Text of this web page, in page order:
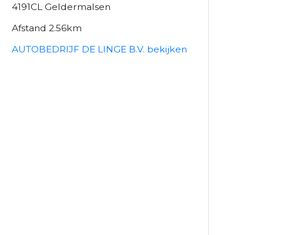
4191CL Geldermalsen
Afstand 2.56km
AUTOBEDRIJF DE LINGE B.V. bekijken